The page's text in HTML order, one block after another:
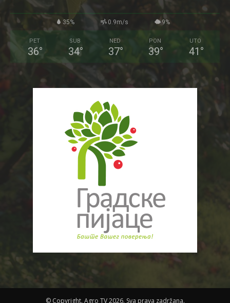
35% 0.9m/s 9%
PET
36°
SUB
34°
NED
37°
PON
39°
UTO
41 °
© Copyright. Agro TV 2026. Sva prava zadržana.